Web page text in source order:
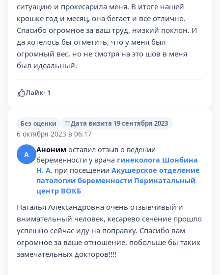
ситуацию и прокесарила меня. В итоге нашей
крошке год и месяц, она бегает и все отлично.
Спасибо огромное за ваш труд, низкий поклон. И
да хотелось бы отметить, что у меня был
огромный вес, но не смотря на это шов в меня
был идеальный.
Лайк· 1
Без оценки
Дата визита 19 сентября 2023
6 октября 2023 в 06:17
А Аноним оставил отзыв о ведении
беременности у врача гинеколога Шонбина
Н. А. при посещении Акушерское отделение
патологии беременности Перинатальный
центр ВОКБ
Наталья Александровна очень отзывчивый и
внимательный человек, кесарево сечение прошло
успешно сейчас иду на поправку. Спасибо вам
огромное за ваше отношение, побольше бы таких
замечательных докторов!!!!